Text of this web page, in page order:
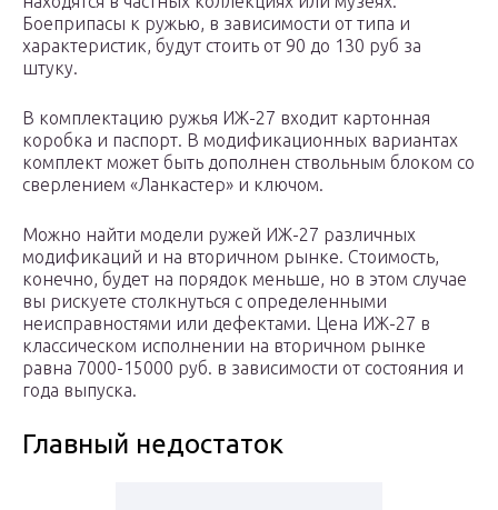
Боеприпасы к ружью, в зависимости от типа и
характеристик, будут стоить от 90 до 130 руб за
штуку.
В комплектацию ружья ИЖ-27 входит картонная
коробка и паспорт. В модификационных вариантах
комплект может быть дополнен ствольным блоком со
сверлением «Ланкастер» и ключом.
Можно найти модели ружей ИЖ-27 различных
модификаций и на вторичном рынке. Стоимость,
конечно, будет на порядок меньше, но в этом случае
вы рискуете столкнуться с определенными
неисправностями или дефектами. Цена ИЖ-27 в
классическом исполнении на вторичном рынке
равна 7000-15000 руб. в зависимости от состояния и
года выпуска.
Главный недостаток